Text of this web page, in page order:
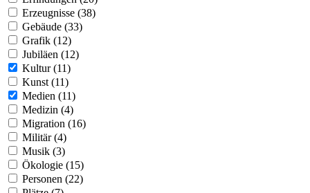
Erzeugnisse (38)
Gebäude (33)
Grafik (12)
Jubiläen (12)
Kultur (11)
Kunst (11)
Medien (11)
Medizin (4)
Migration (16)
Militär (4)
Musik (3)
Ökologie (15)
Personen (22)